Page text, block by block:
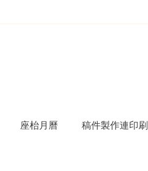
座枱月曆 稿件製作連印刷